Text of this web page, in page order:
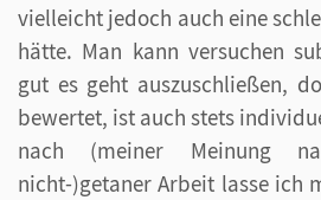
vielleicht jedoch auch eine
hätte. Man kann versuchen
gut es geht auszuschließen,
bewertet, ist auch stets
nach (meiner Meinung
nicht-)getaner Arbeit lasse ich